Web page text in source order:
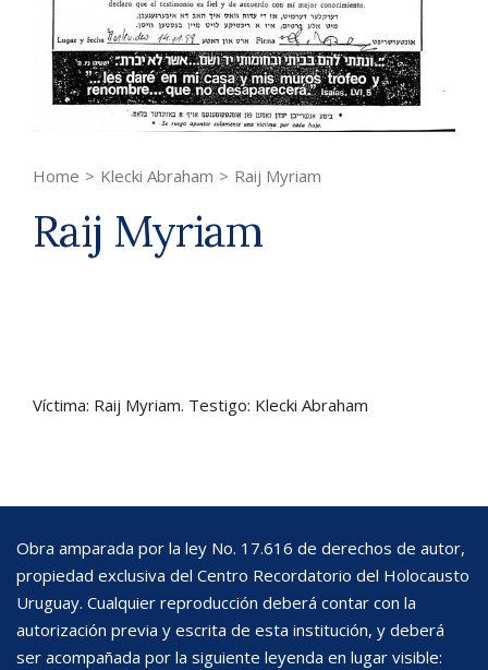
Home > Klecki Abraham > Raij Myriam
Raij Myriam
Víctima: Raij Myriam. Testigo: Klecki Abraham
Obra amparada por la ley No. 17.616 de derechos de autor,
propiedad exclusiva del Centro Recordatorio del Holocausto
Uruguay. Cualquier reproducción deberá contar con la
autorización previa y escrita de esta institución, y deberá
ser acompañada por la siguiente leyenda en lugar visible: